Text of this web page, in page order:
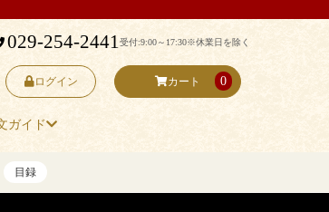
029-254-2441受付:9:00～17:30※休業日を除く
ログイン カート 0
ガイド
目録